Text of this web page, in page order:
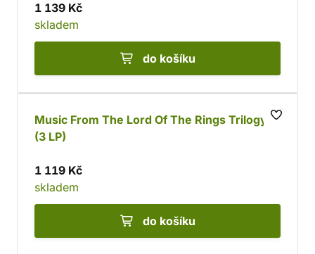
1 139 Kč
skladem
do košíku
Music From The Lord Of The Rings Trilogy
(3 LP)
1 119 Kč
skladem
do košíku